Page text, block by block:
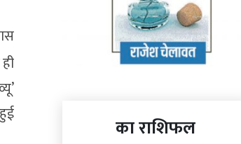
का राशिफल